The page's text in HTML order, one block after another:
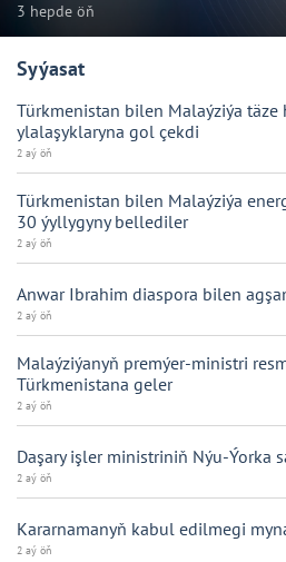
3 hepde öň
Syýasat
Türkmenistan bilen Malaýziýa täze
ylalaşyklaryna gol çekdi
2 aý öň
Türkmenistan bilen Malaýziýa
30 ýyllygyny bellediler
2 aý öň
Anwar Ibrahim diaspora bilen
2 aý öň
Malaýziýanyň premýer-ministri
Türkmenistana geler
2 aý öň
Daşary işler ministriniň Nýu-Ýorka
2 aý öň
Kararnamanyň kabul edilmegi
2 aý öň